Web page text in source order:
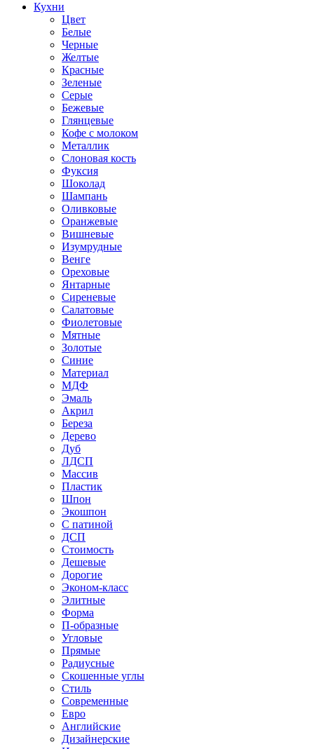
Кухни
Цвет
Белые
Черные
Желтые
Красные
Зеленые
Серые
Бежевые
Глянцевые
Кофе с молоком
Металлик
Слоновая кость
Фуксия
Шоколад
Шампань
Оливковые
Оранжевые
Вишневые
Изумрудные
Венге
Ореховые
Янтарные
Сиреневые
Салатовые
Фиолетовые
Мятные
Золотые
Синие
Материал
МДФ
Эмаль
Акрил
Береза
Дерево
Дуб
ЛДСП
Массив
Пластик
Шпон
Экошпон
С патиной
ДСП
Стоимость
Дешевые
Дорогие
Эконом-класс
Элитные
Форма
П-образные
Угловые
Прямые
Радиусные
Скошенные углы
Стиль
Современные
Евро
Английские
Дизайнерские